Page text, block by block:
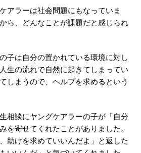
アラーは社会問題にもなっていま
ら、どんなことが課題だと感じられ
子は自分の置かれている環境に対し
生の流れで自然に起きてしまってい
しまうので、ヘルプを求めるという
相談にヤングケアラーの子が「自分
を寄せてくれたことがありました。
助けを求めていいんだよ」と返した